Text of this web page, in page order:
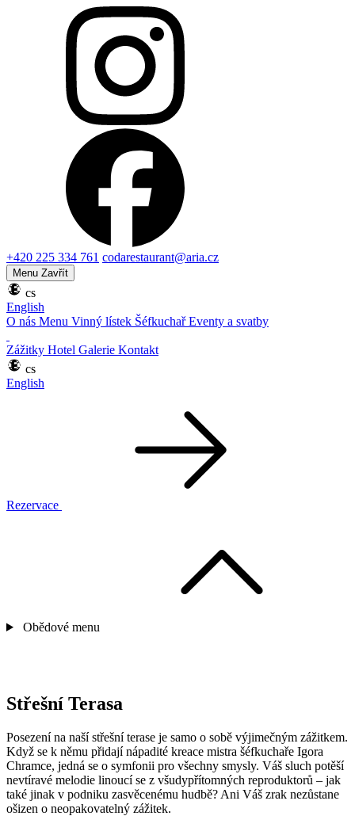
+420 225 334 761 codarestaurant@aria.cz
Menu Zavřít
cs
English
O nás Menu Vinný lístek ŠéfkuchařEventy a svatby
Zážitky Hotel Galerie Kontakt
cs
English
Rezervace
Obědové menu
Střešní Terasa
Posezení na naší střešní terase je samo o sobě výjimečným zážitkem.
Když se k němu přidají nápadité kreace mistra šéfkuchaře Igora
Chramce, jedná se o symfonii pro všechny smysly. Váš sluch potěší
nevtíravé melodie linoucí se z všudypřítomných reproduktorů – jak
také jinak v podniku zasvěcenému hudbě? Ani Váš zrak nezůstane
ošizen o neopakovatelný zážitek.